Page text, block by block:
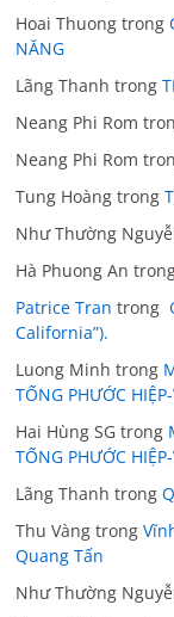
Hoai Thuong trong
NĂNG
Lãng Thanh trong
Neang Phi Rom
Neang Phi Rom
Tung Hoàng trong
Như Thường
Hà Phuong An
Patrice Tran trong
California”).
Luong Minh trong
TỐNG PHƯỚC
Hai Hùng SG trong
TỐNG PHƯỚC
Lãng Thanh trong
Thu Vàng trong
Quang Tấn
Như Thường